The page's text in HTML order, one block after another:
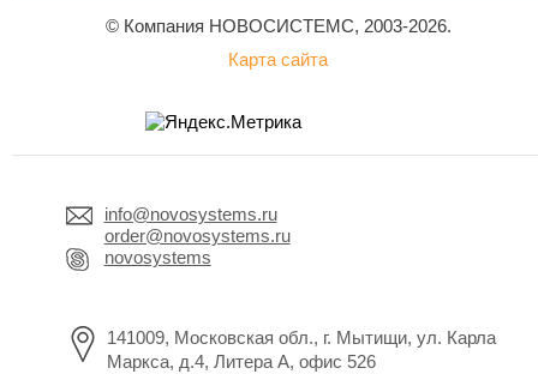
© Компания НОВОСИСТЕМС, 2003-2026.
Карта сайта
info@novosystems.ru
order@novosystems.ru
novosystems
141009, Московская обл., г. Мытищи, ул. Карла
Маркса, д.4, Литера А, офис 526